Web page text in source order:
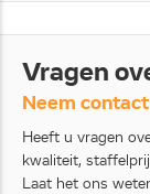
Vragen
Neem
Heeft u vragen
kwaliteit,
Laat het ons